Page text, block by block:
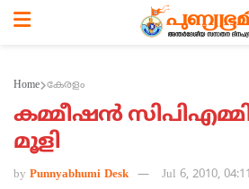
Home കേരളം
കമ്മീഷന്‍
മൂളി
by Punnyabhumi Desk Jul 6, 2010,